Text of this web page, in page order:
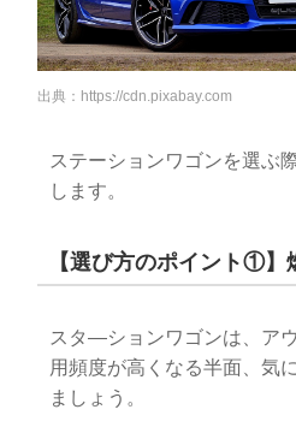
出典： https://cdn.pixabay.com
ステーションワゴンを選ぶ
します。
【選び方のポイント①】
スタ―ションワゴンは、ア
用頻度が高くなる半面、気
ましょう。